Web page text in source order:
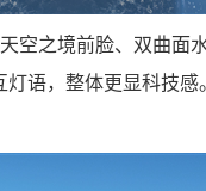
空之境前脸、双曲面
语，整体更显科技